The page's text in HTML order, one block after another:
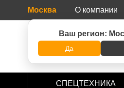
Москва
Ваш регион:
Да
О компании
8
СПЕЦТЕХНИКА